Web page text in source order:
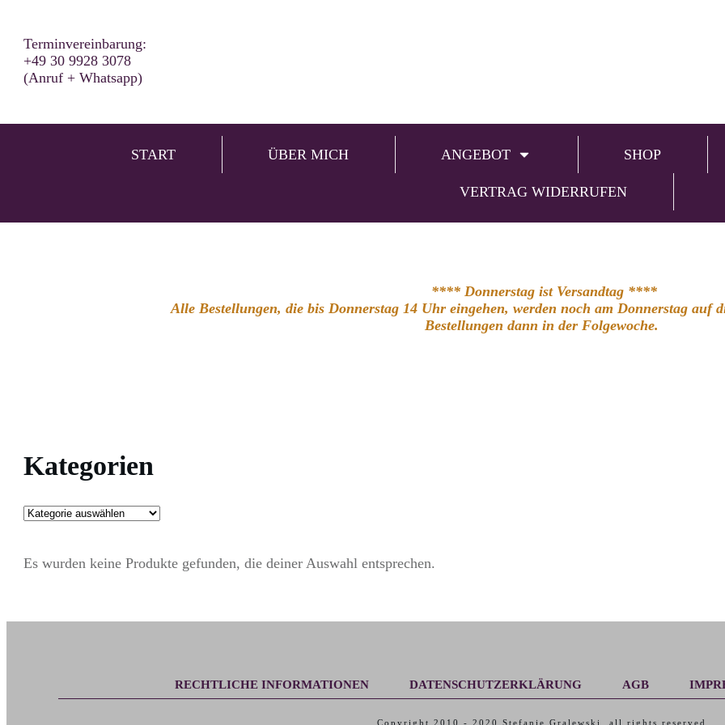
Terminvereinbarung:
+49 30 9928 3078
(Anruf + Whatsapp)
START ÜBER MICH ANGEBOT SHOP
VERTRAG WIDERRUFEN
**** Donnerstag ist Versandtag ****
Alle Bestellungen, die bis Donnerstag 14 Uhr eingehen, werden noch am Donnerstag auf
Bestellungen dann in der Folgewoche.
Kategorien
Es wurden keine Produkte gefunden, die deiner Auswahl entsprechen.
RECHTLICHE INFORMATIONEN DATENSCHUTZERKLÄRUNG AGB
Copyright 2010 - 2020 Stefanie Gralewski , all rights reserved.